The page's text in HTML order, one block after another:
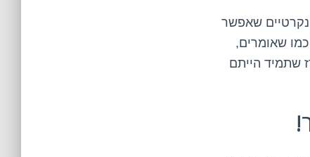
שאפשר
שאומרים,
שתמיד הייתם